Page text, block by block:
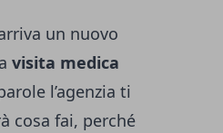
un nuovo
visita medica
l’agenzia ti
cosa fai, perché